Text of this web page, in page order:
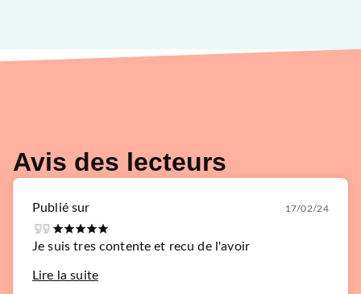
Avis des lecteurs
Publié sur 17/02/24
Je suis tres contente et recu de l'avoir
Lire la suite